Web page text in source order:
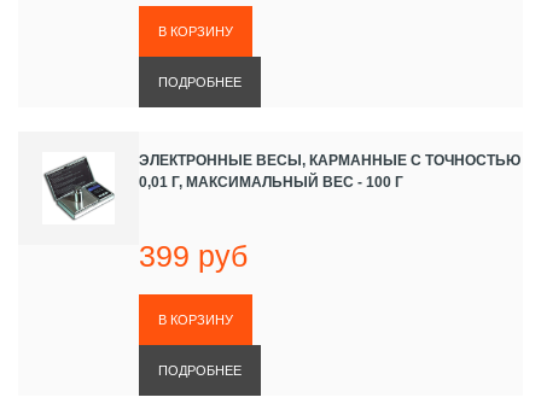
ПОДРОБНЕЕ
ЭЛЕКТРОННЫЕ ВЕСЫ, КАРМАННЫЕ С ТОЧНОСТЬЮ
0,01 Г, МАКСИМАЛЬНЫЙ ВЕС - 100 Г
399 руб
ПОДРОБНЕЕ